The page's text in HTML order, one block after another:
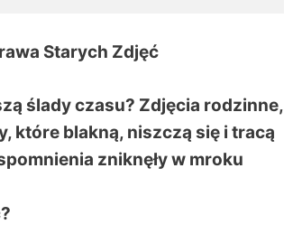
Starych Zdjęć
ślady czasu? Zdjęcia rodzinne,
które blakną, niszczą się i tracą
zniknęły w mroku